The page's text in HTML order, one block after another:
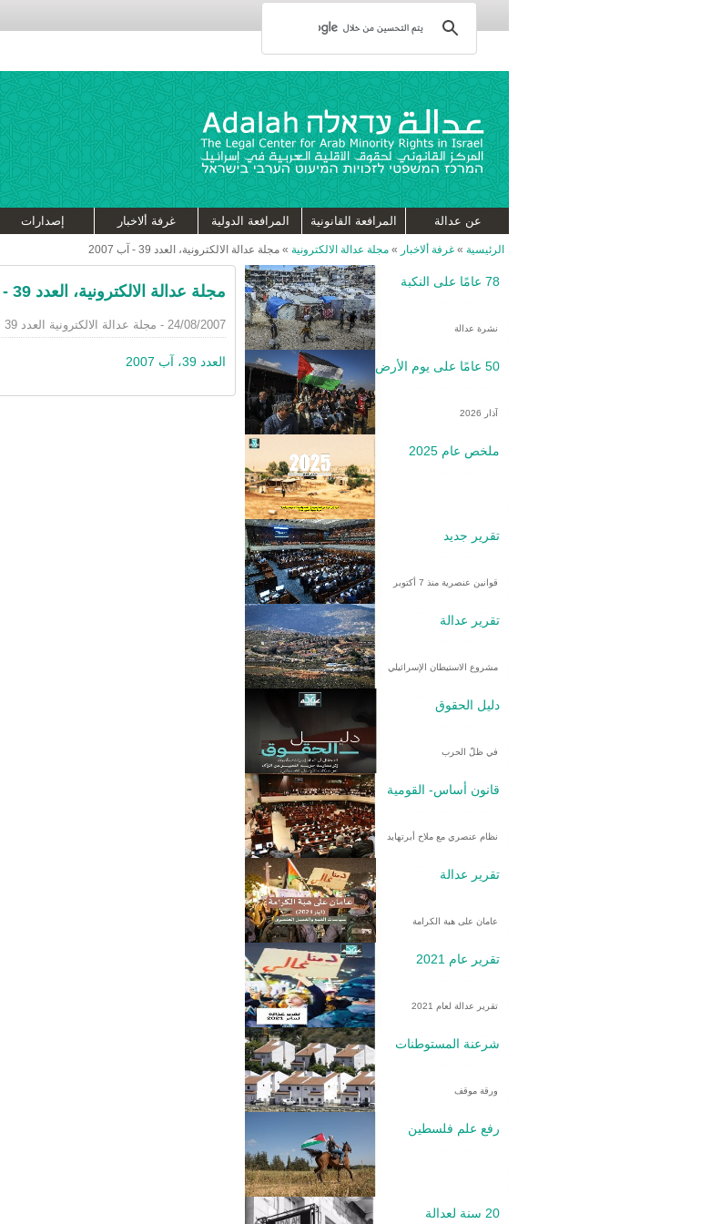
عن عدالة المرافعة القانونية المرافعة الدولية غرفة ألاخبار إصدارات
الرئيسية » غرفة ألاخبار » مجلة عدالة الالكترونية » مجلة عدالة الالكترونية، العدد 39 - آب 2007
78 عامًا على النكبة
نشرة عدالة
50 عامًا على يوم الأرض
آذار 2026
ملخص عام 2025
تقرير جديد
قوانين عنصرية منذ 7 أكتوبر
تقرير عدالة
مشروع الاستيطان الإسرائيلي
دليل الحقوق
في ظلّ الحرب
قانون أساس- القومية
نظام عنصري مع ملاح أبرتهايد
تقرير عدالة
عامان على هبة الكرامة
تقرير عام 2021
تقرير عدالة لعام 2021
شرعنة المستوطنات
ورقة موقف
رفع علم فلسطين
20 سنة لعدالة
مجلة عدالة الالكترونية، العدد 39 - آب 2007
24/08/2007 - مجلة عدالة الالكترونية العدد 39
العدد 39، آب 2007